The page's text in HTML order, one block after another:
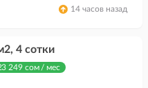
14 часов назад
4 сотки
249 сом / мес